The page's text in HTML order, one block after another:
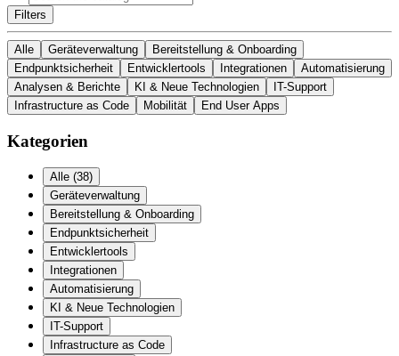
Filters
Alle Geräteverwaltung
Bereitstellung & Onboarding
Endpunktsicherheit
Entwicklertools Integrationen
Automatisierung
Analysen & Berichte
KI & Neue Technologien
IT-Support
Infrastructure as Code
Mobilität End User Apps
Kategorien
Alle (38)
Geräteverwaltung
Bereitstellung & Onboarding
Endpunktsicherheit
Entwicklertools
Integrationen
Automatisierung
KI & Neue Technologien
IT-Support
Infrastructure as Code